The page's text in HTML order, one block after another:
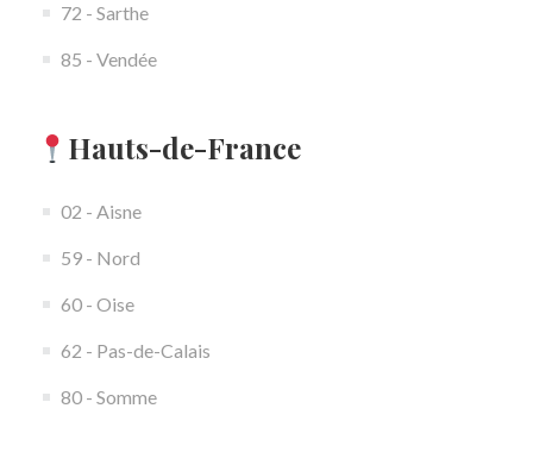
72 - Sarthe
85 - Vendée
Hauts-de-France
02 - Aisne
59 - Nord
60 - Oise
62 - Pas-de-Calais
80 - Somme